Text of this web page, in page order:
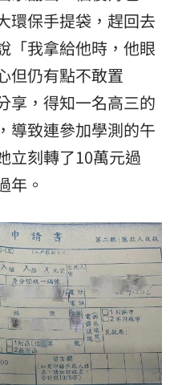
環保手提袋，趕回去
「我拿給他時，他眼
但仍有點不敢置
享，得知一名高三的
導致連參加學測的午
立刻轉了10萬元過
年。